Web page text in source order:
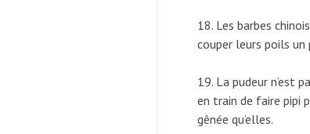
18. Les barbes
couper leurs poils un
19. La pudeur n’est
en train de faire pipi
gênée qu’elles.